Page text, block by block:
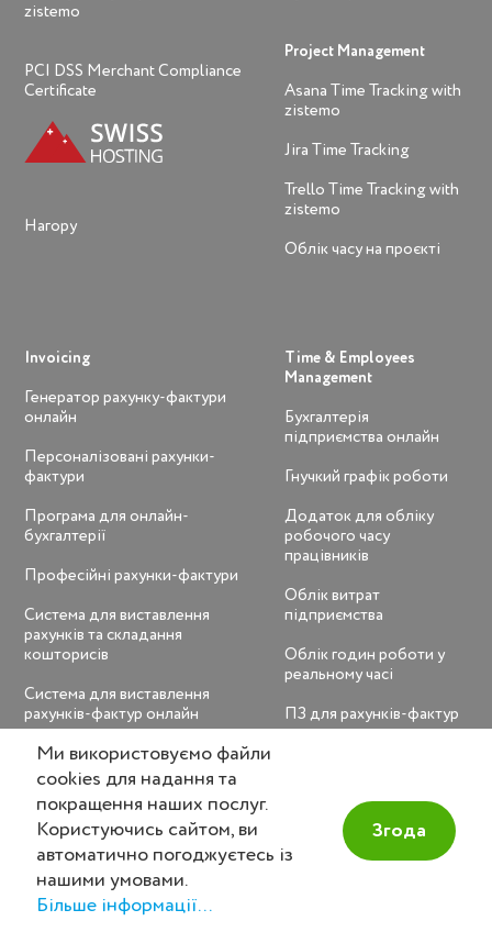
zistemo
PCI DSS Merchant Compliance
Certificate
Нагору
Invoicing
Генератор рахунку-фактури
онлайн
Персоналізовані рахунки-
фактури
Програма для онлайн-
бухгалтерії
Професійні рахунки-фактури
Система для виставлення
рахунків та складання
кошторисів
Система для виставлення
рахунків-фактур онлайн
Шаблони рахунків-фактур
онлайн
Project Management
Asana Time Tracking with
zistemo
Jira Time Tracking
Trello Time Tracking with
zistemo
Облік часу на проєкті
Time & Employees
Management
Бухгалтерія
підприємства онлайн
Гнучкий графік роботи
Додаток для обліку
робочого часу
працівників
Облік витрат
підприємства
Облік годин роботи у
реальному часі
ПЗ для рахунків-фактур
Розрахунок тривалості
робочого часу онлайн
Ми використовуємо файли
cookies для надання та
покращення наших послуг.
Користуючись сайтом, ви
автоматично погоджуєтесь із
нашими умовами.
Більше інформації...
Згода